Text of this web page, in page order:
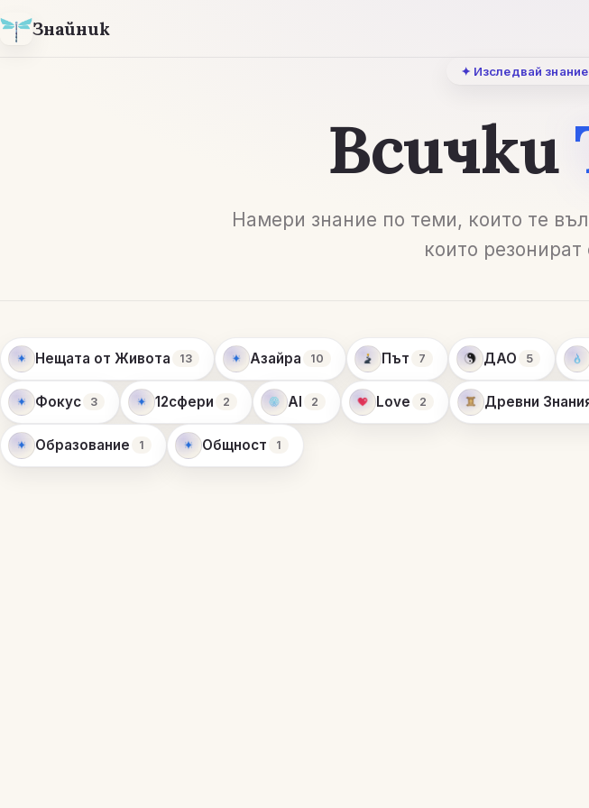
Знайник
✦ Изследвай
Всички
Намери знание по теми, които те
които резонират
Нещата от Живота 13 Азайра 10 Път 7 ДАО 5
Фокус 3 12сфери 2 AI 2 Love 2 Древни
Образование 1 Общност 1